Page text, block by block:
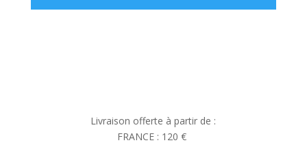
Livraison offerte à partir de :
FRANCE : 120 €